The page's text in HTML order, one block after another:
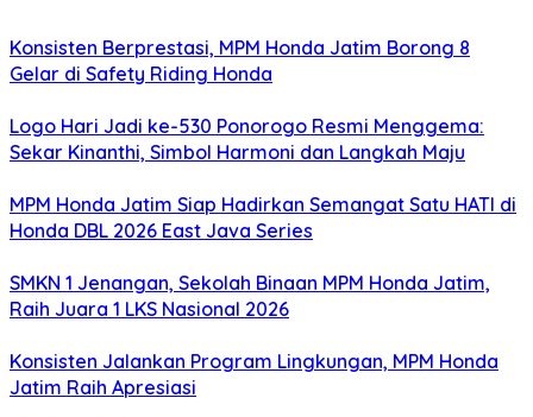
Konsisten Berprestasi, MPM Honda Jatim Borong 8
Gelar di Safety Riding Honda
Logo Hari Jadi ke-530 Ponorogo Resmi Menggema:
Sekar Kinanthi, Simbol Harmoni dan Langkah Maju
MPM Honda Jatim Siap Hadirkan Semangat Satu HATI di
Honda DBL 2026 East Java Series
SMKN 1 Jenangan, Sekolah Binaan MPM Honda Jatim,
Raih Juara 1 LKS Nasional 2026
Konsisten Jalankan Program Lingkungan, MPM Honda
Jatim Raih Apresiasi